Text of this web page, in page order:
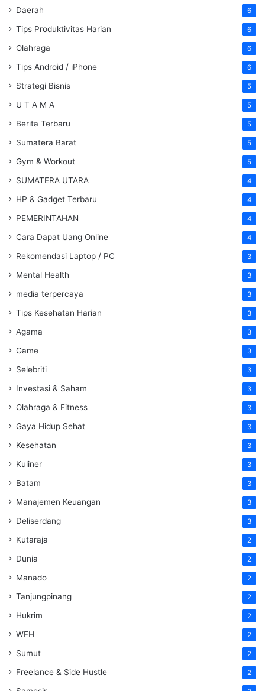
Daerah 6
Tips Produktivitas Harian 6
Olahraga 6
Tips Android / iPhone 6
Strategi Bisnis 5
U T A M A 5
Berita Terbaru 5
Sumatera Barat 5
Gym & Workout 5
SUMATERA UTARA 4
HP & Gadget Terbaru 4
PEMERINTAHAN 4
Cara Dapat Uang Online 4
Rekomendasi Laptop / PC 3
Mental Health 3
media terpercaya 3
Tips Kesehatan Harian 3
Agama 3
Game 3
Selebriti 3
Investasi & Saham 3
Olahraga & Fitness 3
Gaya Hidup Sehat 3
Kesehatan 3
Kuliner 3
Batam 3
Manajemen Keuangan 3
Deliserdang 3
Kutaraja 2
Dunia 2
Manado 2
Tanjungpinang 2
Hukrim 2
WFH 2
Sumut 2
Freelance & Side Hustle 2